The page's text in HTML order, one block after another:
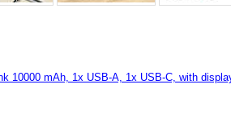
10000 mAh, 1x USB-A, 1x USB-C, with